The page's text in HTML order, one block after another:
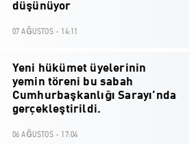
düşünüyor
07 AĞUSTOS - 14:11
Yeni hükümet üyelerinin
yemin töreni bu sabah
Cumhurbaşkanlığı Sarayı’nda
gerçekleştirildi.
06 AĞUSTOS - 17:04